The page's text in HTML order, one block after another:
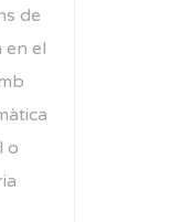
de
en el
o